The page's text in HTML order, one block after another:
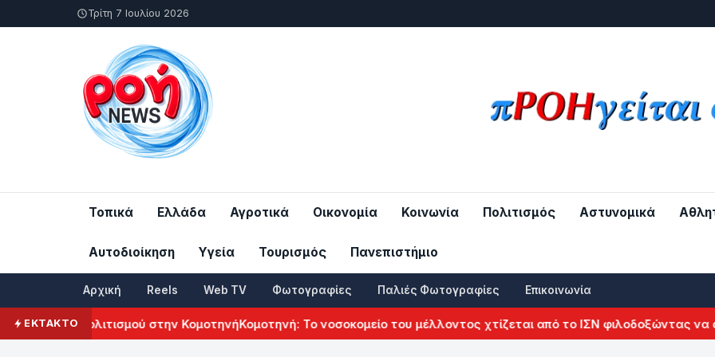
Τρίτη 7 Ιουλίου 2026
Τοπικά Ελλάδα Αγροτικά Οικονομία Κοινωνία Πολιτισμός Αστυνομικά
Αυτοδιοίκηση Υγεία Τουρισμός Πανεπιστήμιο
Αρχική Reels Web TV Φωτογραφίες Παλιές Φωτογραφίες Επικοινωνία
ΕΚΤΑΚΤΟΠολιτισμού στην ΚομοτηνήΚομοτηνή: Το νοσοκομείο του μέλλοντος χτίζεται από το ΙΣΝ φιλοδοξώντας να